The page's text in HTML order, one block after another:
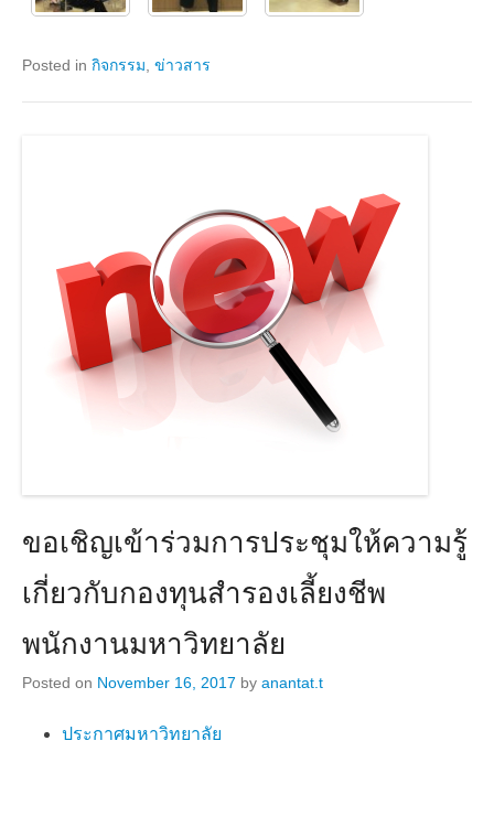
Posted in กิจกรรม ข่าวสาร
ขอเชิญเข้าร่วมการประชุมให้ความรู้
เกี่ยวกับกองทุนสำรองเลี้ยงชีพ
พนักงานมหาวิทยาลัย
Posted on November 16, 2017 by anantat.t
ประกาศมหาวิทยาลัย